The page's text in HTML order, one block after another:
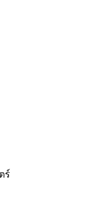
ร์